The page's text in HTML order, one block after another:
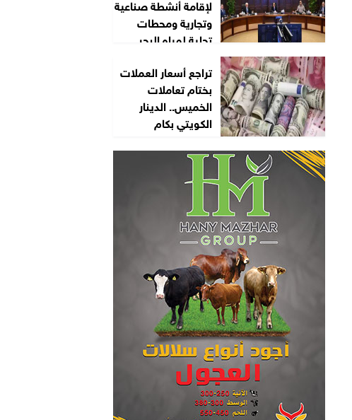
لإقامة أنشطة صناعية
وتجارية ومحطات
تحلية لمياه البحر
تراجع أسعار العملات
بختام تعاملات
الخميس.. الدينار
الكويتي بكام